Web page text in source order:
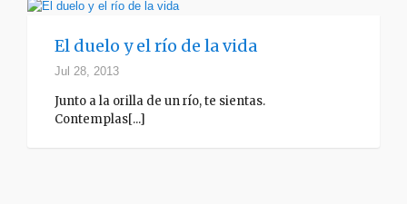
El duelo y el río de la vida
Jul 28, 2013
Junto a la orilla de un río, te sientas.
Contemplas[...]